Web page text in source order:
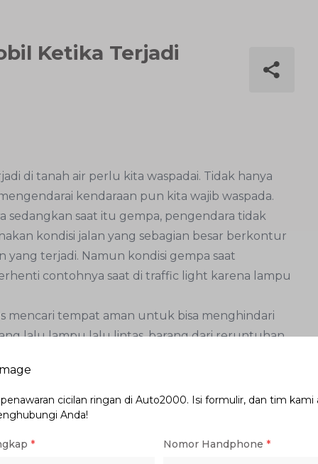
Ketika Terjadi
di tanah air perlu kita waspadai. Tidak hanya
kendaraan pun kita wajib waspada.
sedangkan saat itu gempa, pengendara tidak
kondisi jalan yang sebagian besar berkontur
terjadi. Namun kondisi gempa saat
contohnya saat di traffic light karena lampu
mencari tempat aman untuk bisa menghindari
lalu lampu lalu lintas, barang dari reruntuhan
langsung mencari daerah yang benar-benar
di sisi kanan atau kiri jalan atau ke sebuah lahan
di bawah fly over, billboard, karena sangat
harus segera keluar dari kendaraan lalu cari
cicilan ringan di Auto2000. Isi formulir, dan tim kami
Anda!
* Nomor Handphone *